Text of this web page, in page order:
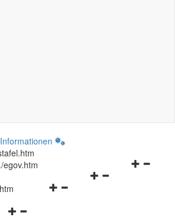
Navigationsmenü
./egov.htm
Navigationsmenü
Navigationsmenü